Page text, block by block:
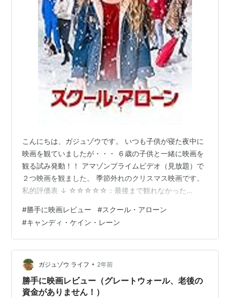
こんにちは、ガジュゾウです。 いつも子供が寝た夜中に
映画を観ていましたが・・・ ６歳の子供と一緒に映画を
観る試み発動！！ アマゾンプライムビデオ（見放題）で
２つ映画を観ました。 季節外れのクリスマス映画です。
私的評価表 ↓ ☆☆☆☆☆：最後まで観れなかった
（今一つ、光る所あり） ★★★☆☆：良作（一見の価値
あり、面白い） ★★★★☆：秀作（もう一度観たい、Ｄ
ＶＤが欲しい） ★★★★★：傑作（殿堂入り） ＊＊＊
飽くまで個人的な感想です＊＊＊ では行ってみましょ
う！！
#勝手に映画レビュー #スクール・アローン
#キャンディ・ケイン・レーン
ガジュゾウ ライフ • 2年前
勝手に映画レビュー（グレートウォール、老後の
資金がありません！）